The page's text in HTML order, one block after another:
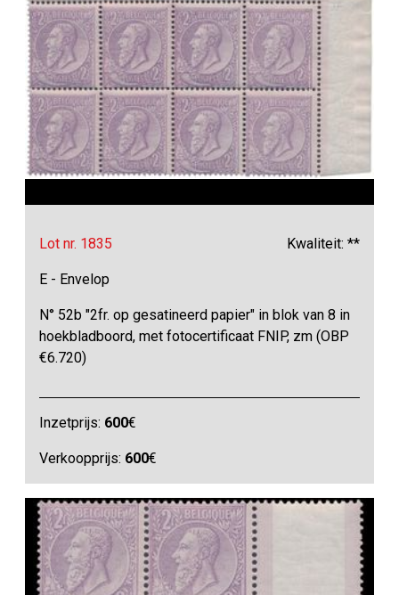
Lot nr. 1835 Kwaliteit: **
E - Envelop
N° 52b "2fr. op gesatineerd papier" in blok van 8 in
hoekbladboord, met fotocertificaat FNIP, zm (OBP
€6.720)
Inzetprijs: 600€
Verkoopprijs: 600€